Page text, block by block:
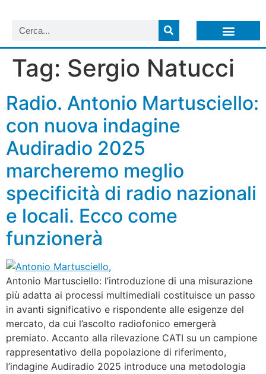
Tag: Sergio Natucci
Radio. Antonio Martusciello:
con nuova indagine
Audiradio 2025
marcheremo meglio
specificità di radio nazionali
e locali. Ecco come
funzionerà
Antonio Martusciello: l’introduzione di una misurazione
più adatta ai processi multimediali costituisce un passo
in avanti significativo e rispondente alle esigenze del
mercato, da cui l’ascolto radiofonico emergerà
premiato. Accanto alla rilevazione CATI su un campione
rappresentativo della popolazione di riferimento,
l’indagine Audiradio 2025 introduce una metodologia